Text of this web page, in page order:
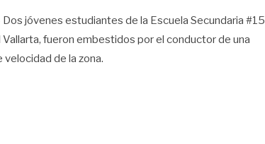
Dos jóvenes estudiantes de la Escuela Secundaria #15
Vallarta, fueron embestidos por el conductor de una
de la zona.